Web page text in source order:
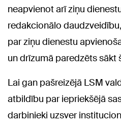
neapvienot arī ziņu
redakcionālo
par ziņu dienestu
un drīzumā paredzēts sākt
Lai gan pašreizējā LSM
atbildību par iepriekšējā
darbinieki uzsver